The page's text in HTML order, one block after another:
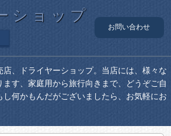
ショップ
お問い合わせ
店、ドライヤーショップ。当店には、様々な
ます、家庭用から旅行向きまで、どうぞご自
し何かもんだがございましたら、お気軽にお